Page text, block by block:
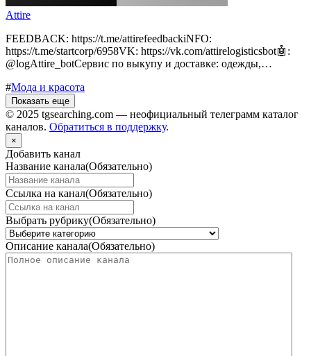
Attire
FEEDBACK: https://t.me/attirefeedbackiNFO:
https://t.me/startcorp/6958VK: https://vk.com/attirelogisticsbot🤖:
@logAttire_botСервис по выкупу и доставке: одежды,…
#Мода и красота
Показать еще
© 2025 tgsearching.com — неофициальный телеграмм каталог
каналов. Обратиться в поддержку.
×
Добавить канал
Название канала(Обязательно)
Ссылка на канал(Обязательно)
Выбрать рубрику(Обязательно)
Описание канала(Обязательно)